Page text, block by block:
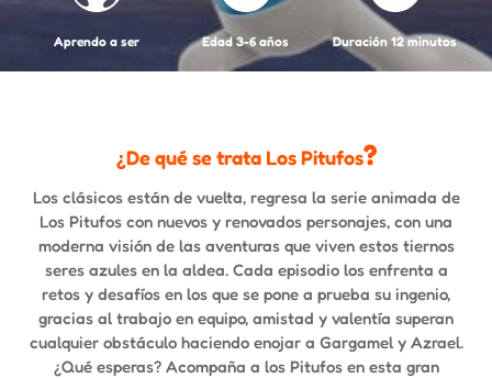
Aprendo a ser Edad 3-6 años Duración 12 minutos
¿De qué se trata Los Pitufos?
Los clásicos están de vuelta, regresa la serie animada de
Los Pitufos con nuevos y renovados personajes, con una
moderna visión de las aventuras que viven estos tiernos
seres azules en la aldea. Cada episodio los enfrenta a
retos y desafíos en los que se pone a prueba su ingenio,
gracias al trabajo en equipo, amistad y valentía superan
cualquier obstáculo haciendo enojar a Gargamel y Azrael.
¿Qué esperas? Acompaña a los Pitufos en esta gran